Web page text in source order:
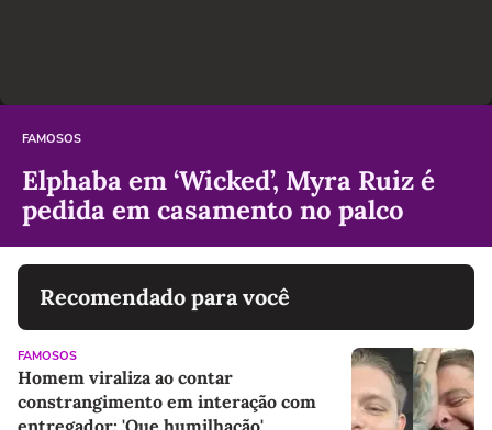
FAMOSOS
Elphaba em ‘Wicked’, Myra Ruiz é
pedida em casamento no palco
Recomendado para você
FAMOSOS
Homem viraliza ao contar
constrangimento em interação com
entregador: 'Que humilhação'